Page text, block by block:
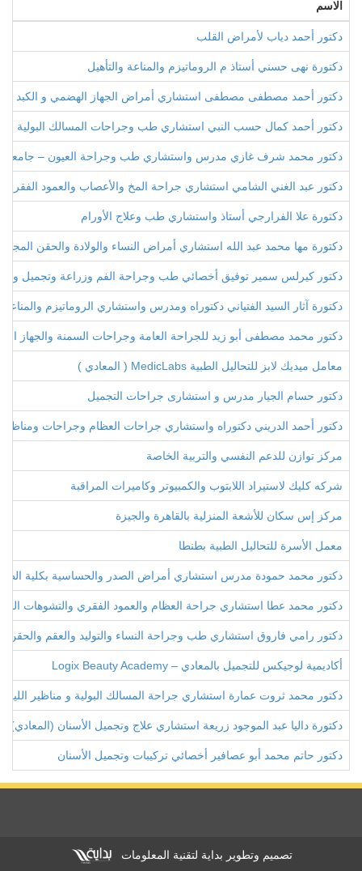
الاسم
دكتور أحمد دياب لأمراض القلب
دكتورة نهى حسني أستاذ م الروماتيزم والمناعة والتأهيل
دكتور أحمد مصطفى مصطفى استشاري أمراض الجهاز الهضمي و الكبد و
دكتور أحمد كمال حسب النبي استشاري طب وجراحات المسالك البولية
دكتور محمد شرف غازي مدرس واستشاري طب وجراحة العيون – جامعة
دكتور عبد الغني الشامي استشاري جراحة المخ والأعصاب والعمود الفقري
دكتورة علا الفرارجي أستاذ واستشاري طب وعلاج الأورام
دكتورة مها محمد عبد الله استشاري أمراض النساء والولادة والحقن
دكتور كيرلس سمير توفيق أخصائي طب وجراحة الفم وزراعة وتجميل
دكتورة آثار السيد الفتياني دكتوراه ومدرس واستشاري الروماتيزم والمناعة
دكتور محمد مصطفى أبو زيد للجراحة العامة وجراحات السمنة والجهاز
معامل ميديك لابز للتحاليل الطبية MedicLabs ( المعادي )
دكتور حسام الجيار مدرس و استشارى جراحات التجميل
دكتور أحمد الدريني دكتوراه واستشاري جراحات العظام وجراحات ومناظير
مركز توازن للدعم النفسي والتربية الخاصة
شركه كليك لاستيراد اللابتوب والكمبيوتر وكاميرات المراقبة
مركز إس سكان للأشعة المنزلية بالقاهرة والجيزة
معمل الأسرة للتحاليل الطبية بطنطا
دكتور محمد حمودة مدرس استشاري أمراض الصدر والحساسية بكلية
دكتور محمد عطا استشاري جراحة العظام والعمود الفقري والتشوهات
دكتور رامي فاروق استشاري طب وجراحة النساء والتوليد والعقم والحقن
أكاديمية لوجيكس للتجميل بالمعادي – Logix Beauty Academy
دكتور محمد ثروت عمارة استشاري جراحة المسالك البولية و مناظير
دكتورة داليا عبد الموجود زريعة استشاري علاج وتجميل الأسنان (المعادي)
دكتور حاتم محمد أبو عصافير أخصائي تركيبات وتجميل الأسنان
تصميم وتطوير بداية لتقنية المعلومات